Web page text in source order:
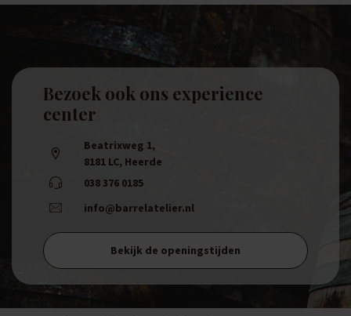
Bezoek ook ons experience
center
Beatrixweg 1,
8181 LC, Heerde
038 376 0185
info@barrelatelier.nl
Bekijk de openingstijden